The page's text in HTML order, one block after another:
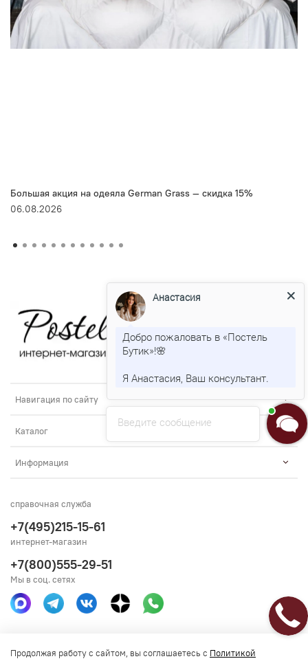
Большая акция на одеяла German Grass — скидка 15%
06.08.2026
Навигация по сайту
Каталог
Информация
Получить консультацию
справочная служба
+7(495)215-15-61
интернет-магазин
+7(800)555-29-51
Мы в соц. сетях
Продолжая работу с сайтом, вы соглашаетесь с Политикой
Введите сообщение
Анастасия
Добро пожаловать в «Постель
Бутик»!🌸
Я Анастасия, Ваш консультант.